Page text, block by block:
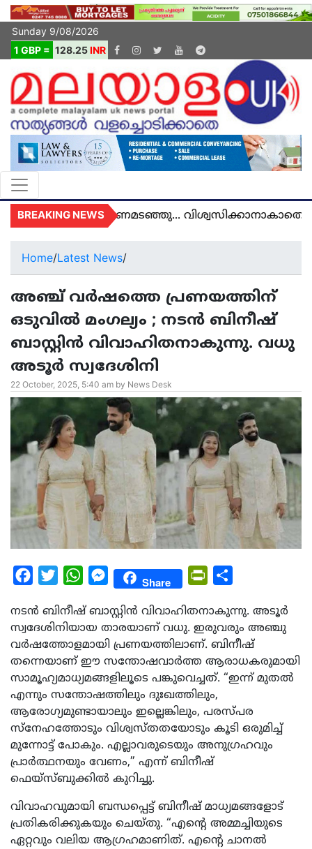
Sunday 9/08/2026
1 GBP = 128.25INR
BREAKING NEWS
മരണമടഞ്ഞു... വിശ്വസിക്കാനാകാതെ യുകെ
Home/Latest News/
അഞ്ച് വർഷത്തെ പ്രണയത്തിന്
ഒടുവിൽ മംഗല്യം ; നടൻ ബിനീഷ്
ബാസ്റ്റിൻ വിവാഹിതനാകുന്നു. വധു
അടൂർ സ്വദേശിനി
22 October, 2025, 5:40 am by News Desk
Facebook
Twitter WhatsAppMessengerShare PrintFriendly
നടൻ ബിനീഷ് ബാസ്റ്റിൻ വിവാഹിതനാകുന്നു. അടൂർ
സ്വദേശിനിയായ താരയാണ് വധു. ഇരുവരും അഞ്ചു
വർഷത്തോളമായി പ്രണയത്തിലാണ്. ബിനീഷ്
തന്നെയാണ് ഈ സന്തോഷവാർത്ത ആരാധകരുമായി
സാമൂഹ്യമാധ്യമങ്ങളിലൂടെ പങ്കുവെച്ചത്. “ഇന്ന് മുതൽ
എന്നും സന്തോഷത്തിലും ദുഃഖത്തിലും,
ആരോഗ്യമുണ്ടായാലും ഇല്ലെങ്കിലും, പരസ്പര
സ്നേഹത്തോടും വിശ്വസ്തതയോടും കൂടി ഒരുമിച്ച്
മുന്നോട്ട് പോകും. എല്ലാവരുടെയും അനുഗ്രഹവും
പ്രാർത്ഥനയും വേണം,” എന്ന് ബിനീഷ്
ഫെയ്‌സ്ബുക്കിൽ കുറിച്ചു.
വിവാഹവുമായി ബന്ധപ്പെട്ട് ബിനീഷ് മാധ്യമങ്ങളോട്
പ്രതികരിക്കുകയും ചെയ്തു. “എന്റെ അമ്മച്ചിയുടെ
ഏറ്റവും വലിയ ആഗ്രഹമാണിത്. എന്റെ ചാനൽ